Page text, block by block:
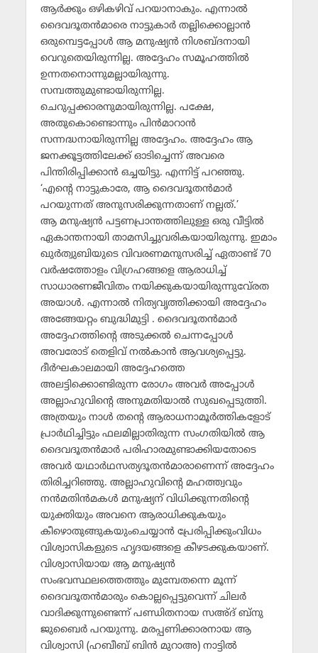
ആര്‍ക്കും ഒഴികഴിവ് പറയാനാകും. എന്നാല്‍
ദൈവദൂതന്‍മാരെ നാട്ടുകാര്‍ തല്ലിക്കൊല്ലാന്‍
ഒരുമ്പെട്ടപ്പോള്‍ ആ മനുഷ്യന്‍ നിശബ്ദനായി
വെറുതെയിരുന്നില്ല. അദ്ദേഹം സമൂഹത്തില്‍
ഉന്നതനൊന്നുമല്ലായിരുന്നു.
സമ്പത്തുമുണ്ടായിരുന്നില്ല.
ചെറുപ്പക്കാരനുമായിരുന്നില്ല. പക്ഷേ,
അതുകൊണ്ടൊന്നും പിന്‍മാറാന്‍
സന്നദ്ധനായിരുന്നില്ല അദ്ദേഹം. അദ്ദേഹം ആ
ജനക്കൂട്ടത്തിലേക്ക് ഓടിച്ചെന്ന് അവരെ
പിന്തിരിപ്പിക്കാന്‍ ഒച്ചയിട്ടു. എന്നിട്ട് പറഞ്ഞു.
‘എന്റെ നാട്ടുകാരേ, ആ ദൈവദൂതന്‍മാര്‍
പറയുന്നത് അനുസരിക്കുന്നതാണ് നല്ലത്.’
ആ മനുഷ്യന്‍ പട്ടണപ്രാന്തത്തിലുള്ള ഒരു വീട്ടില്‍
ഏകാന്തനായി താമസിച്ചുവരികയായിരുന്നു. ഇമാം
ഖുര്‍ത്വുബിയുടെ വിവരണമനുസരിച്ച് ഏതാണ്ട് 70
വര്‍ഷത്തോളം വിഗ്രഹങ്ങളെ ആരാധിച്ച്
സാധാരണജീവിതം നയിക്കുകയായിരുന്നുവേ്രത
അയാള്‍. എന്നാല്‍ നിത്യവൃത്തിക്കായി അദ്ദേഹം
അങ്ങേയറ്റം ബുദ്ധിമുട്ടി . ദൈവദൂതന്‍മാര്‍
അദ്ദേഹത്തിന്റെ അടുക്കല്‍ ചെന്നപ്പോള്‍
അവരോട് തെളിവ് നല്‍കാന്‍ ആവശ്യപ്പെട്ടു.
ദീര്‍ഘകാലമായി അദ്ദേഹത്തെ
അലട്ടിക്കൊണ്ടിരുന്ന രോഗം അവര്‍ അപ്പോള്‍
അല്ലാഹുവിന്റെ അനുമതിയാല്‍ സുഖപ്പെടുത്തി.
അത്രയും നാള്‍ തന്റെ ആരാധനാമൂര്‍ത്തികളോട്
പ്രാര്‍ഥിച്ചിട്ടും ഫലമില്ലാതിരുന്ന സംഗതിയില്‍ ആ
ദൈവദൂതന്‍മാര്‍ പരിഹാരമുണ്ടാക്കിയതോടെ
അവര്‍ യഥാര്‍ഥസത്യദൂതന്‍മാരാണെന്ന് അദ്ദേഹം
തിരിച്ചറിഞ്ഞു. അല്ലാഹുവിന്റെ മഹത്ത്വവും
നന്‍മതിന്‍മകള്‍ മനുഷ്യന് വിധിക്കുന്നതിന്റെ
യുക്തിയും അവനെ ആരാധിക്കുകയും
കീഴൊതുങ്ങുകയുംചെയ്യാന്‍ പ്രേരിപ്പിക്കുംവിധം
വിശ്വാസികളുടെ ഹൃദയങ്ങളെ കീഴടക്കുകയാണ്.
വിശ്വാസിയായ ആ മനുഷ്യന്‍
സംഭവസ്ഥലത്തെത്തും മുമ്പേതന്നെ മൂന്ന്
ദൈവദൂതന്‍മാരും കൊല്ലപ്പെട്ടുവെന്ന് ചിലര്‍
വാദിക്കുന്നുണ്ടെന്ന് പണ്ഡിതനായ സഅ്ദ് ബ്‌നു
ജുബൈര്‍ പറയുന്നു. മരപ്പണിക്കാരനായ ആ
വിശ്വാസി (ഹബീബ് ബിന്‍ മുറാഅ) നാട്ടില്‍